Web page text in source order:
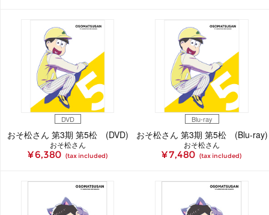
DVD
おそ松さん 第3期 第5松 (DVD)
おそ松さん
¥ 6,380 (tax included)
Blu-ray
おそ松さん 第3期 第5松 (Blu-ray)
おそ松さん
¥ 7,480 (tax included)